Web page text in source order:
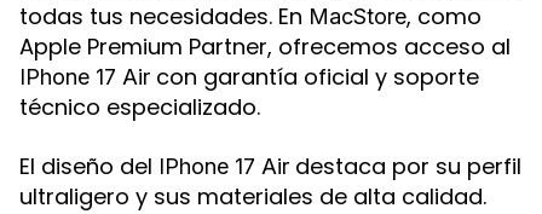
todas tus necesidades. En MacStore, como
Apple Premium Partner, ofrecemos acceso al
IPhone 17 Air con garantía oficial y soporte
técnico especializado.
El diseño del IPhone 17 Air destaca por su perfil
ultraligero y sus materiales de alta calidad.